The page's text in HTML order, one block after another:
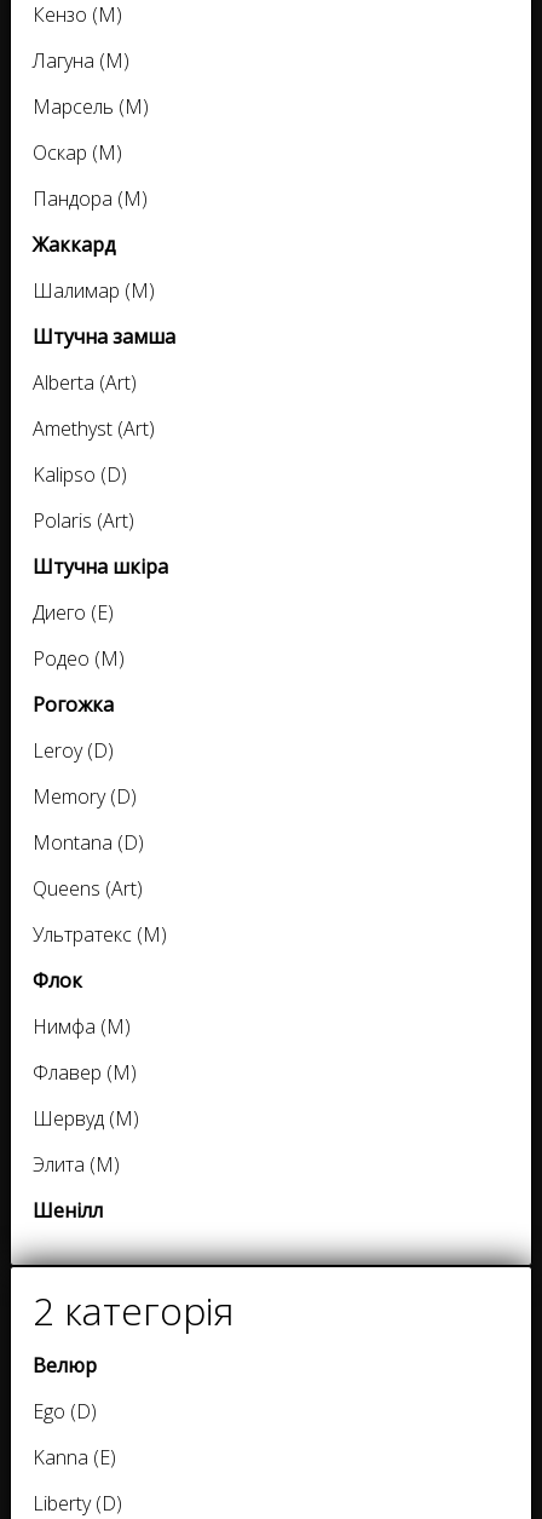
Кензо (M)
Лагуна (M)
Марсель (M)
Оскар (M)
Пандора (M)
Жаккард
Шалимар (M)
Штучна замша
Alberta (Art)
Amethyst (Art)
Kalipso (D)
Polaris (Art)
Штучна шкіра
Диего (E)
Родео (M)
Рогожка
Leroy (D)
Memory (D)
Montana (D)
Queens (Art)
Ультратекс (M)
Флок
Нимфа (M)
Флавер (M)
Шервуд (M)
Элита (M)
Шенілл
2 категорія
Велюр
Ego (D)
Kanna (E)
Liberty (D)